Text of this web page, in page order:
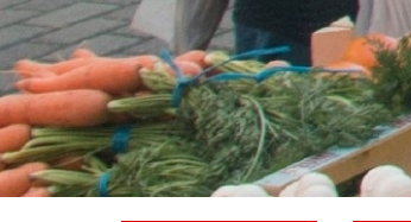
Skip
to
main
content